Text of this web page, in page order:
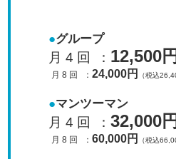
グループ
月 4 回 ： 12,500円
月 8 回 ：24,000円 （税込
マンツーマン
月 4 回 ： 32,000円
月 8 回 ：60,000円 （税込